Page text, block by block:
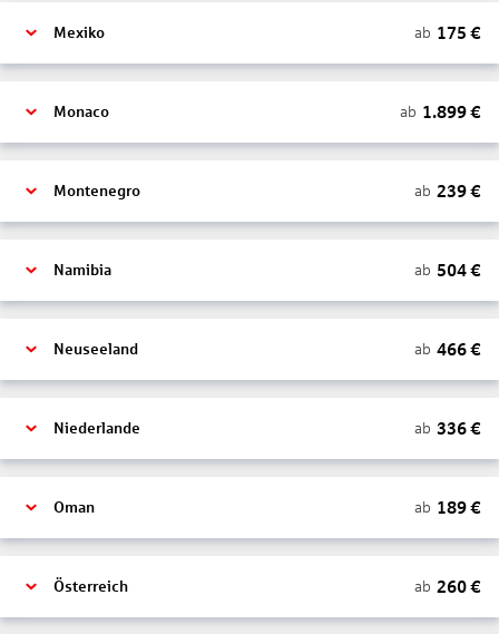
Mexiko ab 175 €
Monaco ab 1.899€
Montenegro ab 239€
Namibia ab 504€
Neuseeland ab 466€
Niederlande ab 336€
Oman ab 189€
Österreich ab 260€